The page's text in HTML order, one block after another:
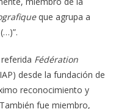
que agrupa a
Fédération
desde la fundación de
reconocimiento y
fue miembro,